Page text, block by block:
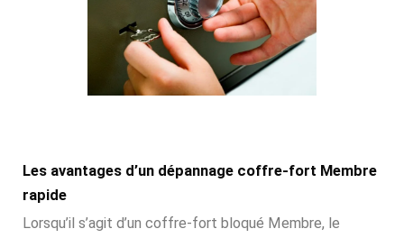
Les avantages d’un dépannage coffre-fort Membre
rapide
Lorsqu’il s’agit d’un coffre-fort bloqué Membre, le